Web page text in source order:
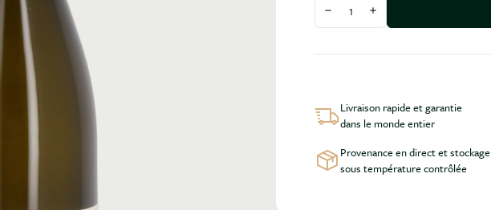
Diminuer la quantité
Augmenter la quantité
Livraison rapide et garantie
dans le monde entier
Provenance en direct et stockage
sous température contrôlée